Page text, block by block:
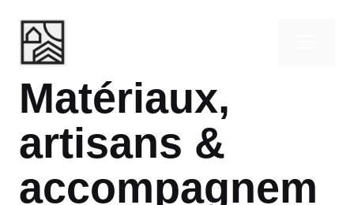
contenu
Matériaux,
artisans &
accompagnem